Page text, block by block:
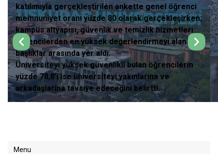
katılımıyla gerçekleştirilen ankette genel öğrenci
memnuniyet oranı yüzde 80 olarak gerçekleşirken;
kampüs altyapısı, güvenlik ve temizlik hizmetleri
öğrencilerden en yüksek değerlendirmeyi alan
başlıklar arasında yer aldı.
Üniversiteyi yüksek güvenlikli bulan öğrencilerin
yüzde 78,8'i ise üniversiteyi yakınlarına ve
arkadaşlarına tavsiye edeceğini belirtti.
Menu